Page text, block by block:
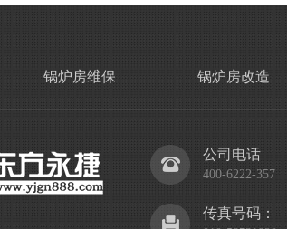
锅炉房维保 锅炉房改造
公司电话
400-6222-357
传真号码：